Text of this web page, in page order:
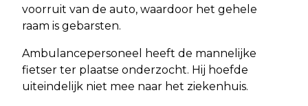
voorruit van de auto, waardoor het gehele
raam is gebarsten.
Ambulancepersoneel heeft de mannelijke
fietser ter plaatse onderzocht. Hij hoefde
uiteindelijk niet mee naar het ziekenhuis.